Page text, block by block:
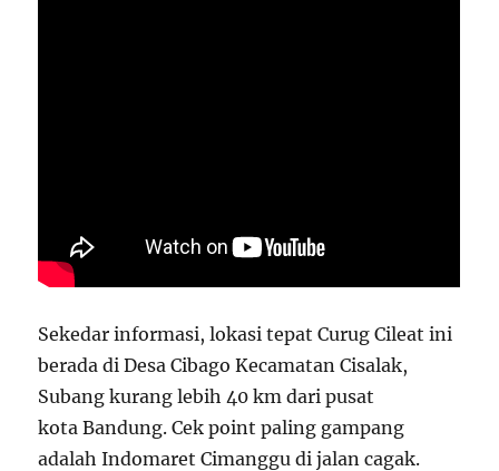
Sekedar informasi, lokasi tepat Curug Cileat ini
berada di Desa Cibago Kecamatan Cisalak,
Subang kurang lebih 40 km dari pusat
kota Bandung. Cek point paling gampang
adalah Indomaret Cimanggu di jalan cagak.